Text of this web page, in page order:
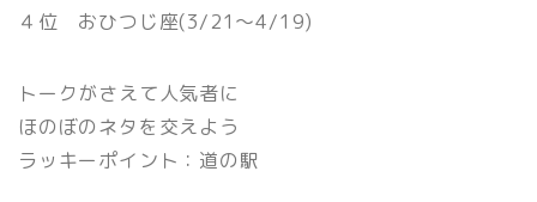
４位 おひつじ座(3/21〜4/19)
トークがさえて人気者に
ほのぼのネタを交えよう
ラッキーポイント：道の駅